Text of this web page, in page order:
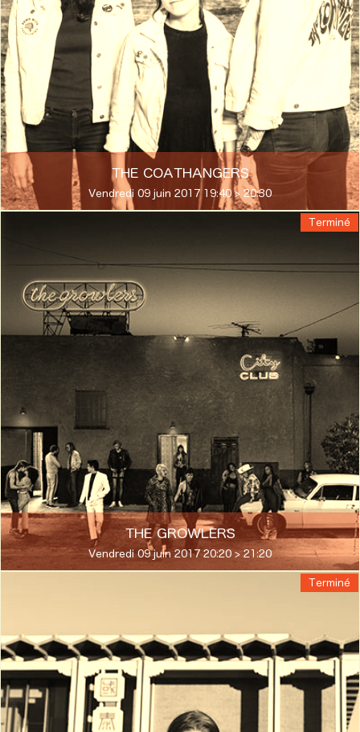
THE COATHANGERS
Vendredi 09 juin 2017 19:40 > 20:30
Terminé
THE GROWLERS
Vendredi 09 juin 2017 20:20 > 21:20
Terminé